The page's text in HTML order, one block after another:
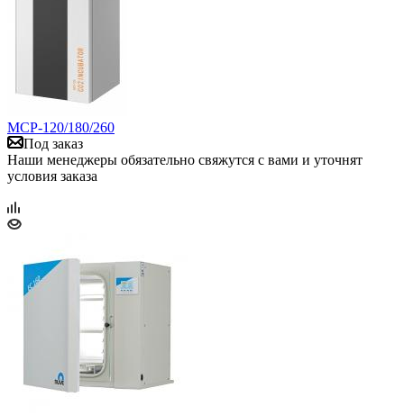
MCP-120/180/260
Под заказ
Наши менеджеры обязательно свяжутся с вами и уточнят
условия заказа